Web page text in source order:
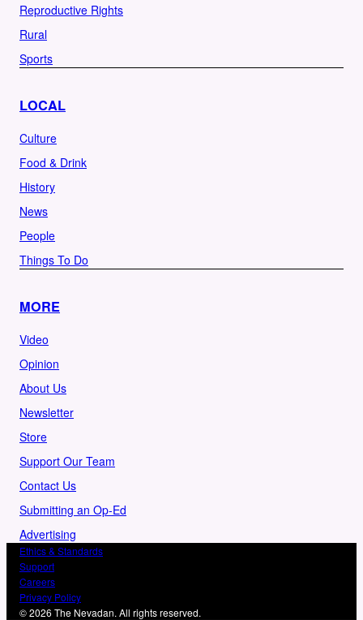
Reproductive Rights
Rural
Sports
LOCAL
Culture
Food & Drink
History
News
People
Things To Do
MORE
Video
Opinion
About Us
Newsletter
Store
Support Our Team
Contact Us
Submitting an Op-Ed
Advertising
Ethics & Standards
Support
Careers
Privacy Policy
© 2026 The Nevadan. All rights reserved.